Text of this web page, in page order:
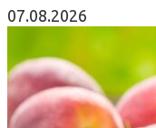
07.08.2026